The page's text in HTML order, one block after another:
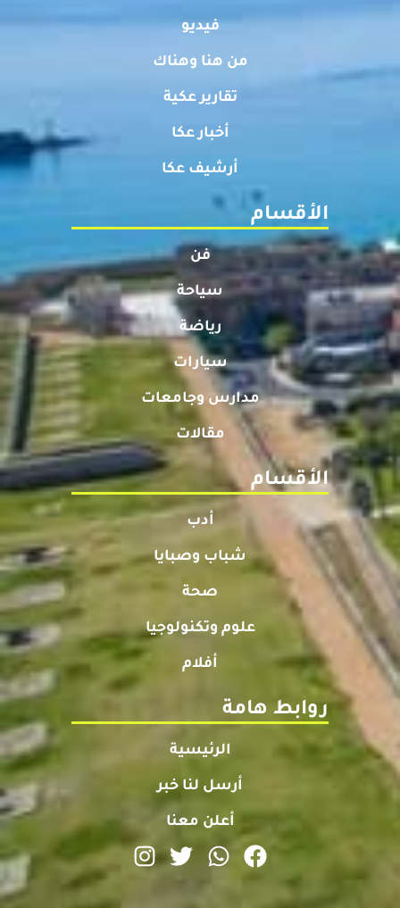
فيديو
من هنا وهناك
تقارير عكية
أخبار عكا
أرشيف عكا
الأقسام
فن
سياحة
رياضة
سيارات
مدارس وجامعات
مقالات
الأقسام
أدب
شباب وصبايا
صحة
علوم وتكنولوجيا
أفلام
روابط هامة
الرئيسية
أرسل لنا خبر
أعلن معنا